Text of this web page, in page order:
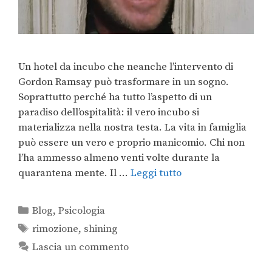
Un hotel da incubo che neanche l’intervento di
Gordon Ramsay può trasformare in un sogno.
Soprattutto perché ha tutto l’aspetto di un
paradiso dell’ospitalità: il vero incubo si
materializza nella nostra testa. La vita in famiglia
può essere un vero e proprio manicomio. Chi non
l’ha ammesso almeno venti volte durante la
quarantena mente. Il … Leggi tutto
Blog,Psicologia
rimozione, shining
Lascia un commento